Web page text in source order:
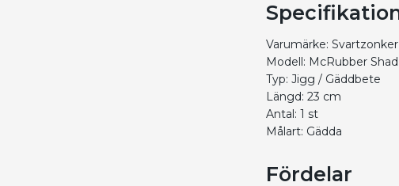
Varumärke: Svartzonker
Modell: McRubber Shad
Typ: Jigg / Gäddbete
Längd: 23 cm
Antal: 1 st
Målart: Gädda
Fördelar